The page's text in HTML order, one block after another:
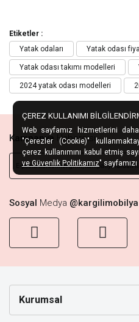
Etiketler :
Yatak odaları
Yatak odası
Yatak odası takımı modelleri
2024 yatak odası modelleri
Kampanya Habercisi
Sosyal Medya @kargilimobilya
Kurumsal
ÇEREZ KULLANIMI
Web sayfamız hizmetlerini
"Çerezler (Cookie)"
çerez kullanımını kabul etmiş
ve Güvenlik Politikamız"